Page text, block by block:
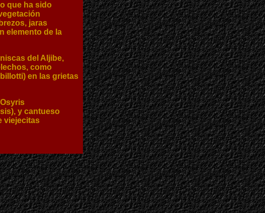
que ha sido
jaras
elemento de la
del Aljibe,
como
en las grietas
y cantueso
viejecitas